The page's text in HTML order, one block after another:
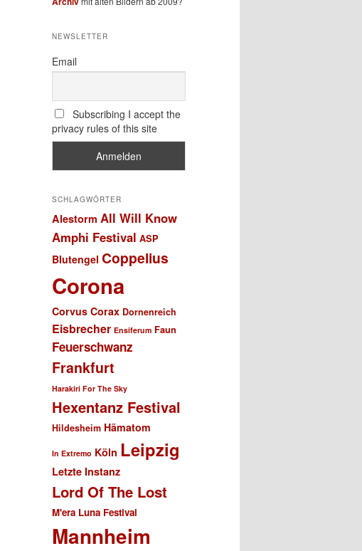
NEWSLETTER
Email
Subscribing I accept the
privacy rules of this site
SCHLAGWÖRTER
Alestorm All Will Know
Amphi Festival ASP
Blutengel Coppelius
Corona
Corvus Corax Dornenreich
Eisbrecher Ensiferum Faun
Feuerschwanz
Frankfurt
Harakiri For The Sky
Hexentanz Festival
Hildesheim Hämatom
In Extremo Köln Leipzig
Letzte Instanz
Lord Of The Lost
M'era Luna Festival
Mannheim